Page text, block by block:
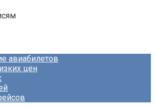
авиабилетов
цен